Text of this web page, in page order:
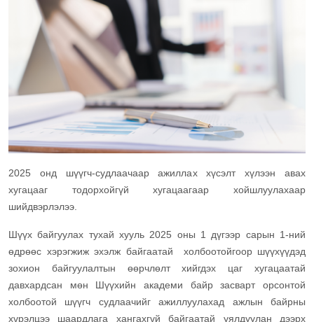
2025 онд шүүгч-судлаачаар ажиллах хүсэлт хүлээн авах
хугацааг тодорхойгүй хугацаагаар хойшлуулахаар
шийдвэрлэлээ.
Шүүх байгуулах тухай хууль 2025 оны 1 дүгээр сарын 1-ний
өдрөөс хэрэгжиж эхэлж байгаатай холбоотойгоор шүүхүүдэд
зохион байгуулалтын өөрчлөлт хийгдэх цаг хугацаатай
давхардсан мөн Шүүхийн академи байр засварт орсонтой
холбоотой шүүгч судлаачийг ажиллуулахад ажлын байрны
хүрэлцээ шаардлага хангахгүй байгаатай уялдуулан дээрх